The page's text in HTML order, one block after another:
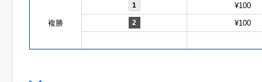
複勝
1 ¥100
2 ¥100